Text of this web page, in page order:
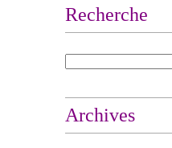
Recherche
Archives